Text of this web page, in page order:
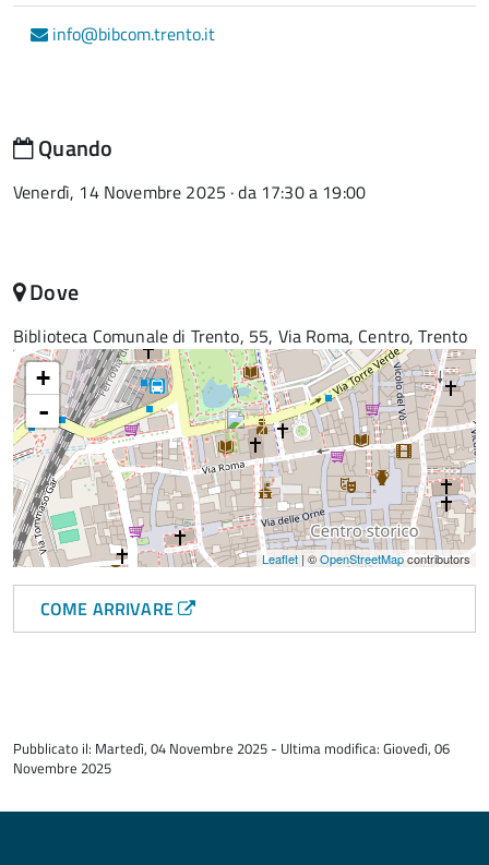
info@bibcom.trento.it
Quando
Venerdì, 14 Novembre 2025 · da 17:30 a 19:00
Dove
Biblioteca Comunale di Trento, 55, Via Roma, Centro, Trento
+
-
Leaflet | ©OpenStreetMapcontributors
COME ARRIVARE
del
contenuto
Pubblicato il: Martedì, 04 Novembre 2025 - Ultima modifica: Giovedì, 06
Novembre 2025